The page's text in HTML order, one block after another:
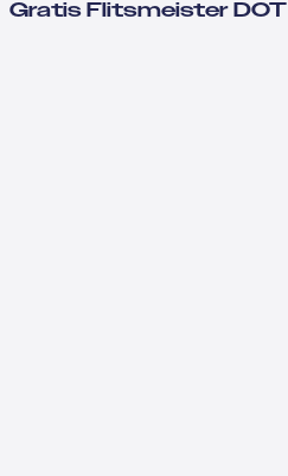
Gratis Flitsmeister DOT